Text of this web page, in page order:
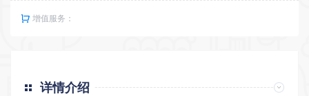
增值服务：
详情介绍